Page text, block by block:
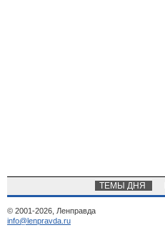
ТЕМЫ ДНЯ
© 2001-2026, Ленправда
info@lenpravda.ru